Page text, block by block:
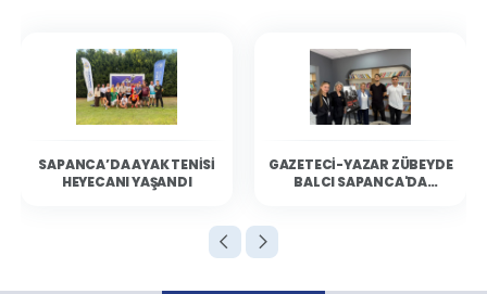
SAPANCA’DA AYAK TENISI
HEYECANI YAŞANDI
GAZETECI-YAZAR ZÜBEYDE
BALCI SAPANCA'DA